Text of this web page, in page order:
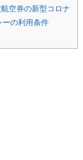
空券の新型コロナ
ーの利用条件